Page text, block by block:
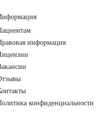
информация
конфиденциальности